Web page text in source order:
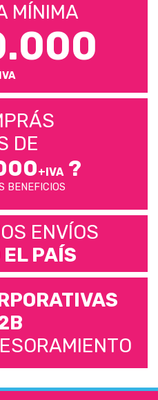
MÍNIMA
DE
+IVA?
BENEFICIOS
ENVÍOS
EL PAÍS